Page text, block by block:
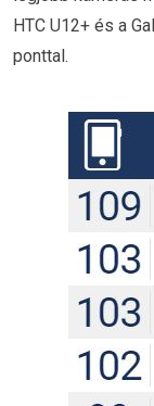
HTC U12+ és a
ponttal.